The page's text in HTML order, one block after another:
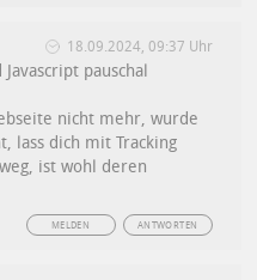
18.09.2024, 09:37 Uhr
pauschal
nicht mehr, wurde
lass dich mit Tracking
ist wohl deren
ANTWORTEN
MELDEN